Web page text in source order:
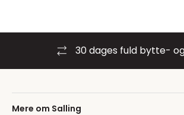
30 dages fuld bytte-
Mere om Salling